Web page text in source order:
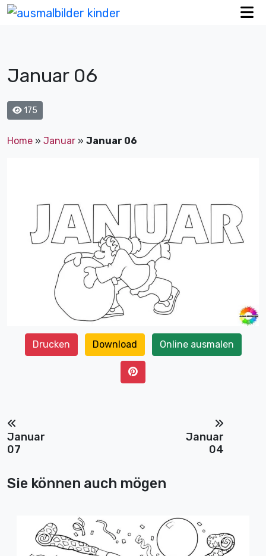
Januar 06
175
Home » Januar » Januar 06
Drucken Download Online ausmalen
Januar
07
Januar
04
Sie können auch mögen